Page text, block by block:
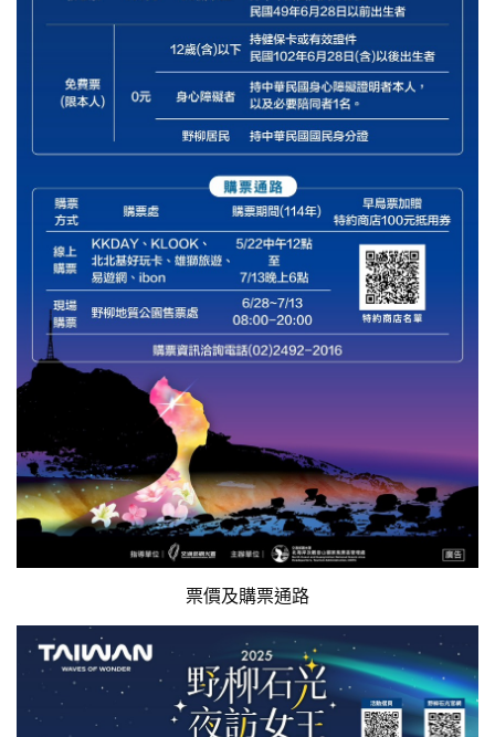
票價及購票通路